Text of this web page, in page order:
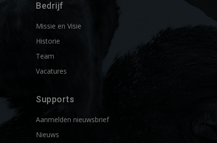
Bedrijf
Missie en Visie
Historie
Team
Vacatures
Supports
Aanmelden nieuwsbrief
Nieuws